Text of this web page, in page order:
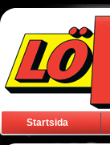
Startsida